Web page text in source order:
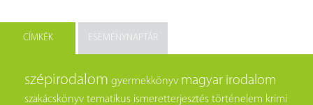
CÍMKÉK ESEMÉNYNAPTÁR
szépirodalom gyermekkönyv magyar irodalom
szakácskönyv tematikus ismeretterjesztés történelem krimi